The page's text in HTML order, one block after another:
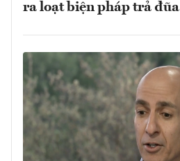
ra loạt biện pháp trả đũa